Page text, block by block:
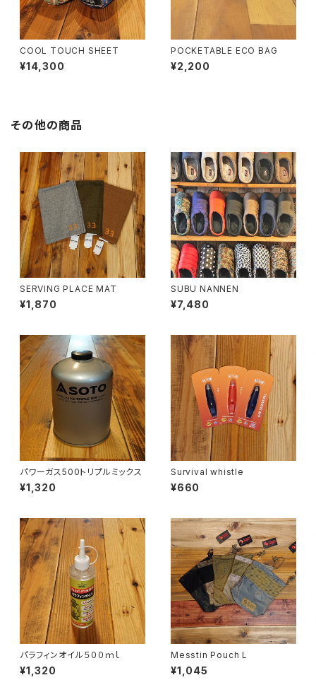
COOL TOUCH SHEET
¥14,300
POCKETABLE ECO BAG
¥2,200
その他の商品
SERVING PLACE MAT
¥1,870
SUBU NANNEN
¥7,480
パワーガス500トリプルミックス
¥1,320
Survival whistle
¥660
パラフィンオイル５００ｍｌ
¥1,320
Messtin Pouch L
¥1,045